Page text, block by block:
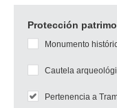
Protección
Monumento
Cautela
Pertenencia a